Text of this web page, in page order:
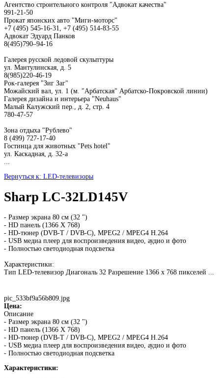
Агентство строительного контроля "Адвокат качества"
991-21-50
Прокат японских авто "Миги-моторс"
+7 (495) 545-16-31, +7 (495) 514-83-55
Адвокат Эдуард Панков
8(495)790–94-16
Галерея русской ледовой скульптуры
ул. Мантулинская, д. 5
8(985)220-46-19
Рок-галерея "Зиг Заг"
Можайский вал, ул. 1 (м. "Арбатская" Арбатско-Покровской линии)
Галерея дизайна и интерьера "Neuhaus"
Малый Калужский пер., д. 2, стр. 4
780-47-57
Зона отдыха "Рублево"
8 (499) 727-17-40
Гостинца для животных "Рets hotel"
ул. Каскадная, д. 32-а
Вернуться к: LED-телевизоры
Sharp LC-32LD145V
- Размер экрана 80 см (32 ")
- HD панель (1366 X 768)
- HD-тюнер (DVB-T / DVB-C), MPEG2 / MPEG4 H.264
- USB медиа плеер для воспроизведения видео, аудио и фото
- Полностью светодиодная подсветка
Характеристики:
Тип LED-телевизор Диагональ 32 Разрешение 1366 x 768 пикселей ...
pic_533bf9a56b809.jpg
Цена:
Описание
- Размер экрана 80 см (32 ")
- HD панель (1366 X 768)
- HD-тюнер (DVB-T / DVB-C), MPEG2 / MPEG4 H.264
- USB медиа плеер для воспроизведения видео, аудио и фото
- Полностью светодиодная подсветка
Характеристики: